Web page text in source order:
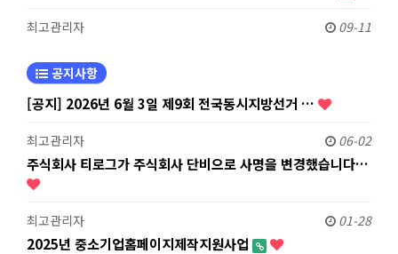
최고관리자 09-11
공지사항
[공지] 2026년 6월 3일 제9회 전국동시지방선거 …
최고관리자 06-02
주식회사 티로그가 주식회사 단비으로 사명을 변경했습니다…
최고관리자 01-28
2025년 중소기업홈페이지제작지원사업